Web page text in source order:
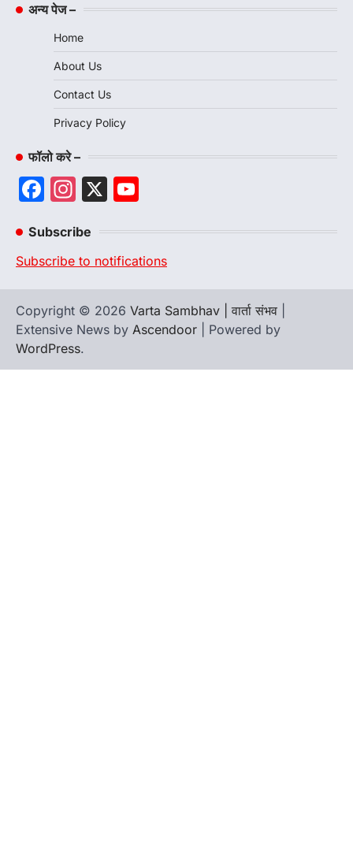
अन्य पेज –
Home
About Us
Contact Us
Privacy Policy
फॉलो करे –
Facebook
Instagram
X
Subscribe
Subscribe to notifications
Copyright © 2026 Varta Sambhav | वार्ता संभव
Extensive News by Ascendoor | Powered by
WordPress.